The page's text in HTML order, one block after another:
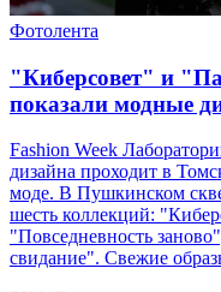
Фотолента
"Киберсовет" и
показали модные
Fashion Week
дизайна проходит в
моде. В Пушкинском
шесть коллекций:
"Повседневность
свидание". Свежие